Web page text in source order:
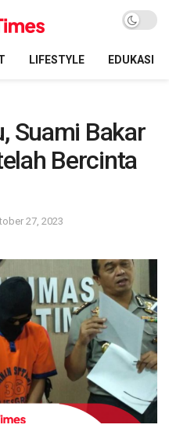
LIFESTYLE EDUKASI
Suami Bakar
Bercinta
27, 2023